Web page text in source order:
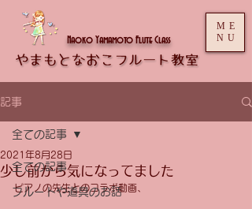
Naoko Yamamoto Flute Class
ME
NU
記事
全ての記事
フルートや道具のお話
全ての記事
少し前から気になってました
2021年8月28日
ピアノの先生とのコラボ動画、